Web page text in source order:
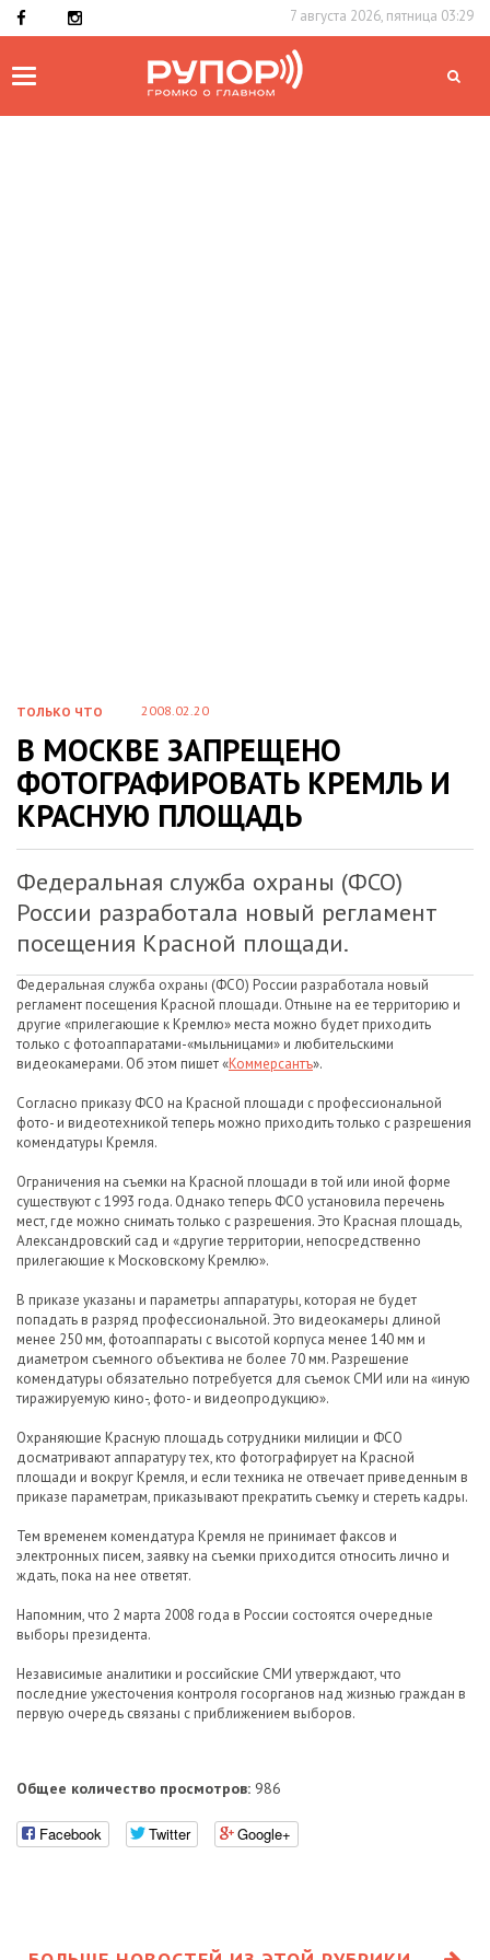
7 августа 2026, пятница 03:29
Toggle
ТОЛЬКО ЧТО 2008.02.20
В МОСКВЕ ЗАПРЕЩЕНО
ФОТОГРАФИРОВАТЬ КРЕМЛЬ И
КРАСНУЮ ПЛОЩАДЬ
Федеральная служба охраны (ФСО)
России разработала новый регламент
посещения Красной площади.
Федеральная служба охраны (ФСО) России разработала новый
регламент посещения Красной площади. Отныне на ее территорию и
другие «прилегающие к Кремлю» места можно будет приходить
только с фотоаппаратами-«мыльницами» и любительскими
видеокамерами. Об этом пишет «Коммерсантъ».
Согласно приказу ФСО на Красной площади с профессиональной
фото- и видеотехникой теперь можно приходить только с разрешения
комендатуры Кремля.
Ограничения на съемки на Красной площади в той или иной форме
существуют с 1993 года. Однако теперь ФСО установила перечень
мест, где можно снимать только с разрешения. Это Красная площадь,
Александровский сад и «другие территории, непосредственно
прилегающие к Московскому Кремлю».
В приказе указаны и параметры аппаратуры, которая не будет
попадать в разряд профессиональной. Это видеокамеры длиной
менее 250 мм, фотоаппараты с высотой корпуса менее 140 мм и
диаметром съемного объектива не более 70 мм. Разрешение
комендатуры обязательно потребуется для съемок СМИ или на «иную
тиражируемую кино-, фото- и видеопродукцию».
Охраняющие Красную площадь сотрудники милиции и ФСО
досматривают аппаратуру тех, кто фотографирует на Красной
площади и вокруг Кремля, и если техника не отвечает приведенным в
приказе параметрам, приказывают прекратить съемку и стереть кадры.
Тем временем комендатура Кремля не принимает факсов и
электронных писем, заявку на съемки приходится относить лично и
ждать, пока на нее ответят.
Напомним, что 2 марта 2008 года в России состоятся очередные
выборы президента.
Независимые аналитики и российские СМИ утверждают, что
последние ужесточения контроля госорганов над жизнью граждан в
первую очередь связаны с приближением выборов.
Общее количество просмотров: 986
Facebook Twitter Google+